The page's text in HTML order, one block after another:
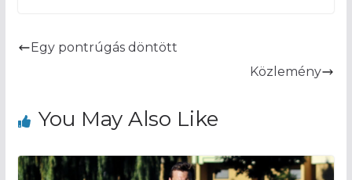
Egy pontrúgás döntött
Közlemény
You May Also Like